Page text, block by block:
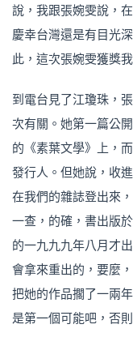
說，我跟張婉雯說，
慶幸台灣還是有目光
此，這次張婉雯獲獎
到電台見了江瓊珠，
次有關。她第一篇公
的《素葉文學》上，
發行人。但她說，收
在我們的雜誌登出來
一查，的確，書出版
的一九九九年八月才
會拿來重出的，要麼
把她的作品擱了一兩
是第一個可能吧，否